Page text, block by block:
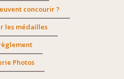
concourir ?
les médailles
Photos